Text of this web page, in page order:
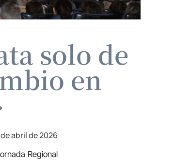
solo de
en
abril de 2026
Regional